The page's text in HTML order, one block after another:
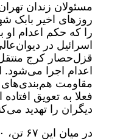
مسئولان زندان
را که حکم اعدام او
اسرائیل در
قزل‌حصار کرج منتقل
اعدام اجرا می‌شود.
مقاومت هم‌بندی‌های
فعلا به تعویق
دیگران را تهدید